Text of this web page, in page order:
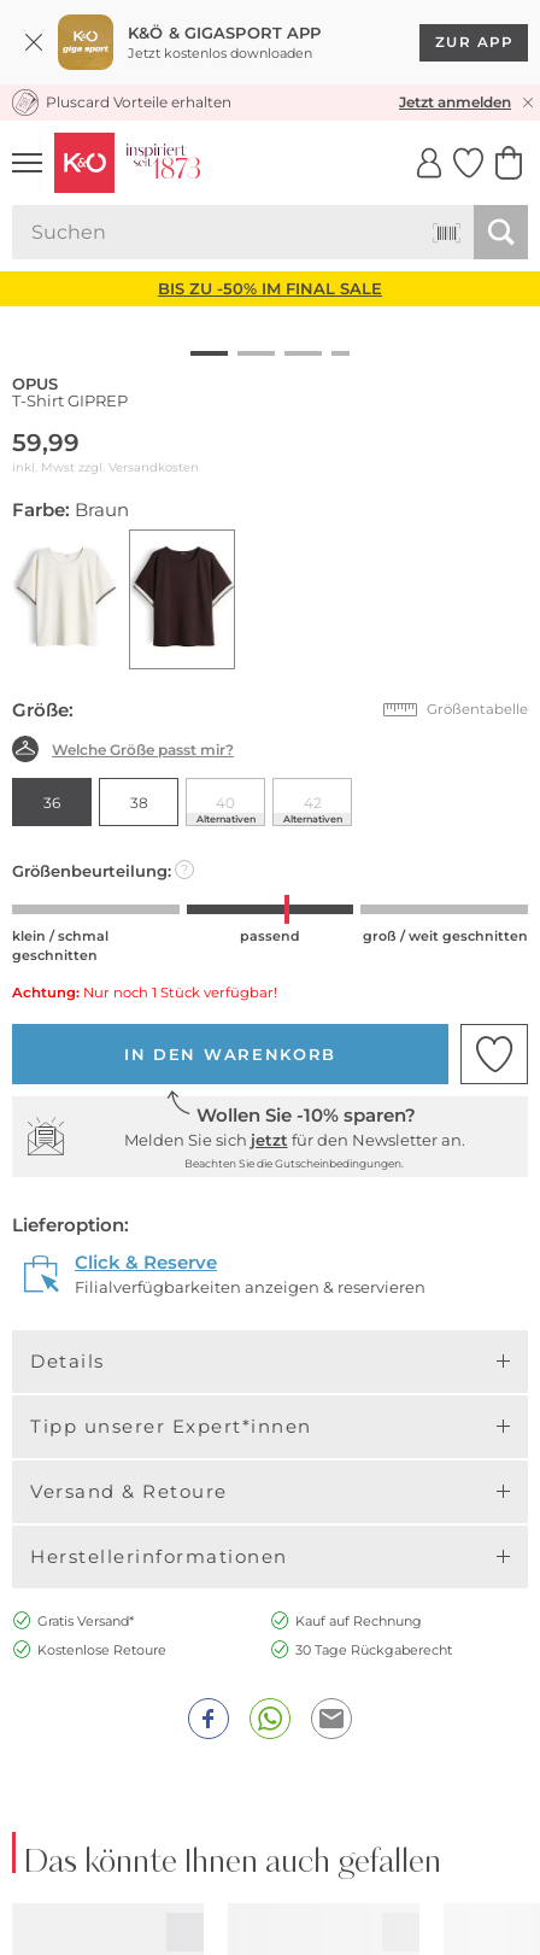
K&Ö & GIGASPORT APP
Jetzt kostenlos downloaden
ZUR APP
KOSTENLOSER VERSAND* & RÜCKVERSAND
Pluscard Vorteile erhalten Jetzt anmelden
UNSERE APP
CLICK &
BIS ZU -50% IM FINAL SALE
OPUS
T-Shirt GIPREP
59,99
inkl. Mwst zzgl. Versandkosten
Farbe: Braun
Größe: Größentabelle
Welche Größe passt mir?
36 38 40
Alternativen
42
Alternativen
Größenbeurteilung: ?
klein / schmal
geschnitten
passend groß / weit geschnitten
Achtung: Nur noch 1 Stück verfügbar!
IN DEN WARENKORB
Wollen Sie -10% sparen?
Melden Sie sich jetzt für den Newsletter an.
Beachten Sie die Gutscheinbedingungen.
Lieferoption:
Click & Reserve
Filialverfügbarkeiten anzeigen & reservieren
Details
Tipp unserer Expert*innen
Versand & Retoure
Herstellerinformationen
Gratis Versand*
Kauf auf Rechnung
Kostenlose Retoure
30 Tage Rückgaberecht
Das könnte Ihnen auch gefallen